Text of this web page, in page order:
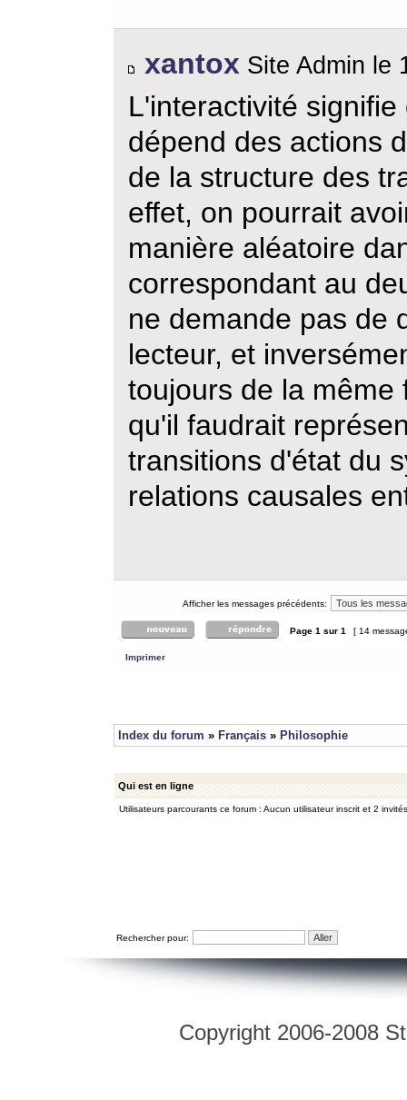
xantox Site Admin le
L'interactivité
dépend des actions
de la structure des
effet, on pourrait
manière aléatoire
correspondant au
ne demande pas de
lecteur, et
toujours de la même
qu'il faudrait
transitions d'état du
relations causales
Afficher les messages précédents:
Page 1 sur 1 [ 14
Imprimer
Index du forum » Français » Philosophie
Qui est en ligne
Utilisateurs parcourants ce forum : Aucun utilisateur inscrit et 2 invités
Rechercher pour:
Copyright 2006-2008